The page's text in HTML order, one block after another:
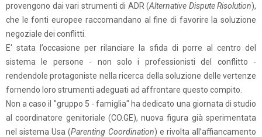
provengono dai vari strumenti di ADR (Alternative Dispute Risolution),
che le fonti europee raccomandano al fine di favorire la soluzione
negoziale dei conflitti.
E' stata l’occasione per rilanciare la sfida di porre al centro del
sistema le persone - non solo i professionisti del conflitto -
rendendole protagoniste nella ricerca della soluzione delle vertenze
fornendo loro strumenti adeguati ad affrontare questo compito.
Non a caso il "gruppo 5 - famiglia" ha dedicato una giornata di studio
al coordinatore genitoriale (CO.GE), nuova figura già sperimentata
nel sistema Usa (Parenting Coordination) e rivolta all’affiancamento